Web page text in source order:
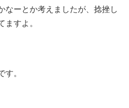
なーとか考えましたが、捻挫し
ますよ。
す。